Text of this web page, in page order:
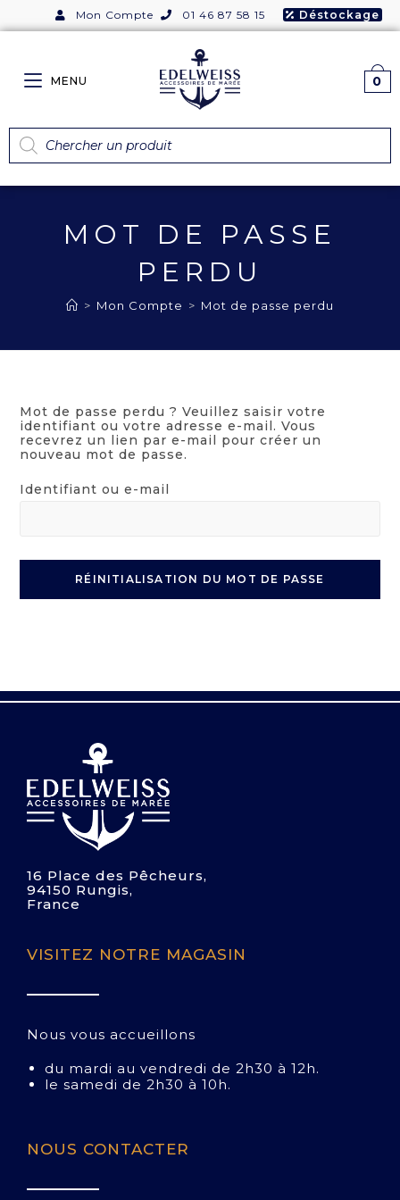
Mon Compte 01 46 87 58 15 Déstockage
MENU 0
MOT DE PASSE
PERDU
> Mon Compte > Mot de passe perdu
Mot de passe perdu ? Veuillez saisir votre
identifiant ou votre adresse e-mail. Vous
recevrez un lien par e-mail pour créer un
nouveau mot de passe.
Identifiant ou e-mail
RÉINITIALISATION DU MOT DE PASSE
16 Place des Pêcheurs,
94150 Rungis,
France
VISITEZ NOTRE MAGASIN
Nous vous accueillons
du mardi au vendredi de 2h30 à 12h.
le samedi de 2h30 à 10h.
NOUS CONTACTER